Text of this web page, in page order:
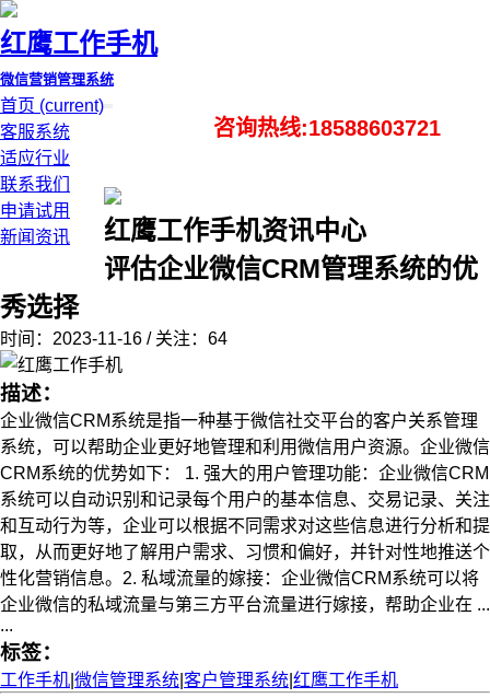
红鹰工作手机
微信营销管理系统
首页 (current)
客服系统
适应行业
联系我们
申请试用
新闻资讯
咨询热线:18588603721
红鹰工作手机资讯中心
评估企业微信CRM管理系统的优
秀选择
时间：2023-11-16 / 关注：64
描述：
企业微信CRM系统是指一种基于微信社交平台的客户关系管理
系统，可以帮助企业更好地管理和利用微信用户资源。企业微信
CRM系统的优势如下： 1. 强大的用户管理功能：企业微信CRM
系统可以自动识别和记录每个用户的基本信息、交易记录、关注
和互动行为等，企业可以根据不同需求对这些信息进行分析和提
取，从而更好地了解用户需求、习惯和偏好，并针对性地推送个
性化营销信息。2. 私域流量的嫁接：企业微信CRM系统可以将
企业微信的私域流量与第三方平台流量进行嫁接，帮助企业在 ...
...
标签：
工作手机 微信管理系统 客户管理系统 红鹰工作手机